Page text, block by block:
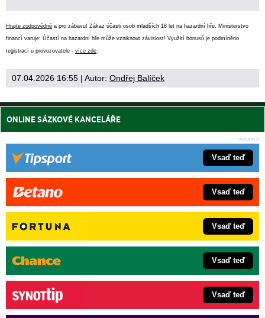
Hrajte zodpovědně a pro zábavu! Zákaz účasti osob mladších 18 let na hazardní hře. Ministerstvo
financí varuje: Účastí na hazardní hře může vzniknout závislost! Využití bonusů je podmíněno
registrací u provozovatele - více zde
07.04.2026 16:55 | Autor: Ondřej Balíček
ONLINE SÁZKOVÉ KANCELÁŘE
Vsaď teď
Vsaď teď
Vsaď teď
Vsaď teď
Vsaď teď